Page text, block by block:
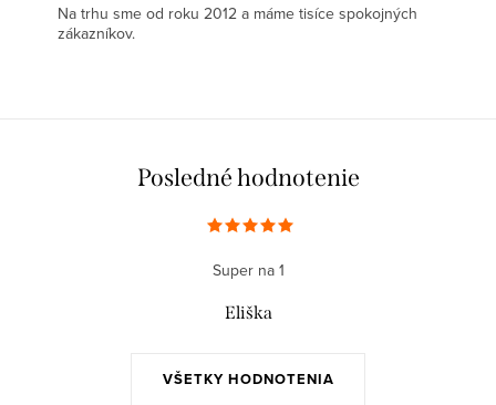
Na trhu sme od roku 2012 a máme tisíce spokojných
zákazníkov.
Posledné hodnotenie
VŠETKY HODNOTENIA
Super na 1
Eliška